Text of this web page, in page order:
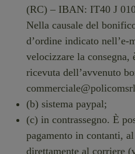
(RC) – IBAN: IT40 J
Nella causale del
d’ordine indicato nell’e-
velocizzare la consegna,
ricevuta dell’avvenuto
(b) sistema paypal;
(c) in contrassegno. È
pagamento in contanti,
direttamente al corriere